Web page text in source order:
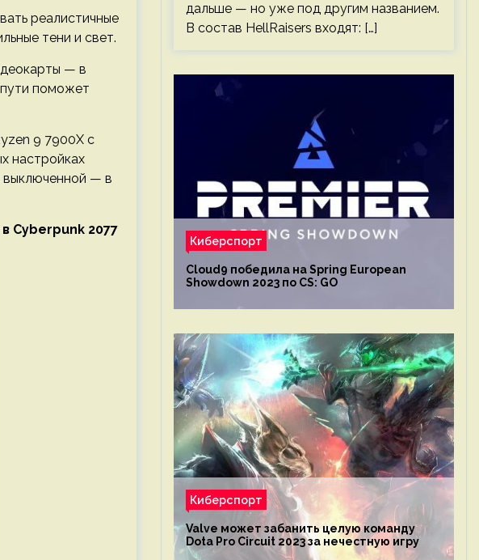
реалистичные
тени и свет.
— в
поможет
9 7900X с
настройках
выключенной — в
Cyberpunk 2077
дальше — но уже под другим названием.
В состав HellRaisers входят: […]
Киберспорт
Cloud9 победила на Spring European
Showdown 2023 по CS: GO
Киберспорт
Valve может забанить целую команду
Dota Pro Circuit 2023 за нечестную игру